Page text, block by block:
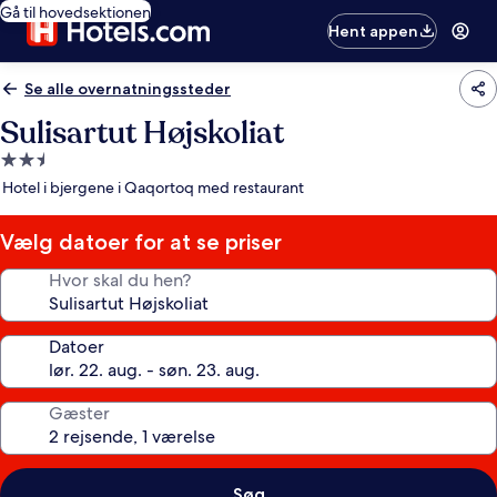
Gå til hovedsektionen
Hent appen
Se alle overnatningssteder
Sulisartut Højskoliat
2.5-
stjernet
Hotel i bjergene i Qaqortoq med restaurant
Vælg datoer for at se priser
Hvor skal du hen?
Datoer
Gæster